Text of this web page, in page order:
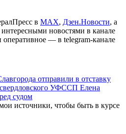
в МАХ, Дзен.Новости, а
новостями в канале
оперативное — в telegram-канале
отправили в отставку
УФССП Елена
судом
источники, чтобы быть в курсе